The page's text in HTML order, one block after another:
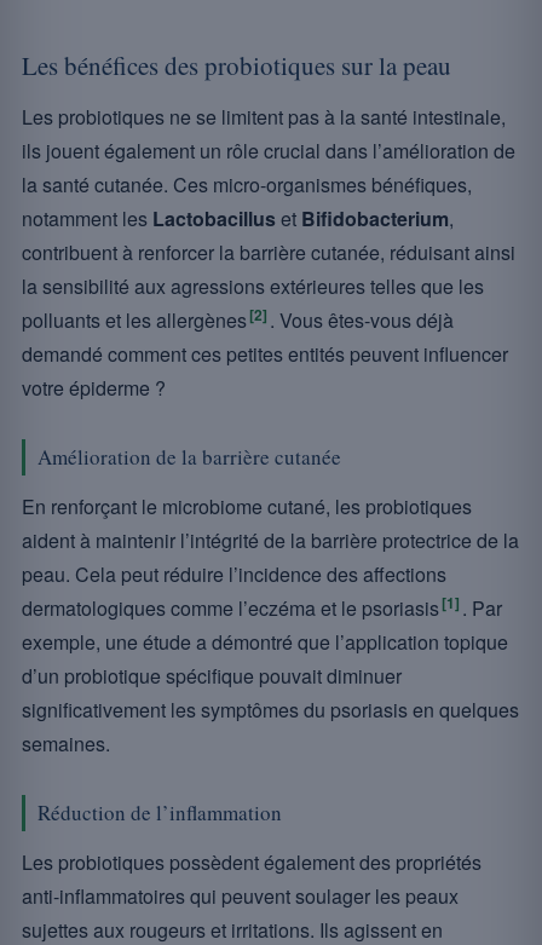
Les bénéfices des probiotiques sur la peau
Les probiotiques ne se limitent pas à la santé intestinale,
ils jouent également un rôle crucial dans l’amélioration de
la santé cutanée. Ces micro-organismes bénéfiques,
notamment les Lactobacilluset Bifidobacterium,
contribuent à renforcer la barrière cutanée, réduisant ainsi
la sensibilité aux agressions extérieures telles que les
polluants et les allergènes[2] . Vous êtes-vous déjà
demandé comment ces petites entités peuvent influencer
votre épiderme ?
Amélioration de la barrière cutanée
En renforçant le microbiome cutané, les probiotiques
aident à maintenir l’intégrité de la barrière protectrice de la
peau. Cela peut réduire l’incidence des affections
dermatologiques comme l’eczéma et le psoriasis[1] . Par
exemple, une étude a démontré que l’application topique
d’un probiotique spécifique pouvait diminuer
significativement les symptômes du psoriasis en quelques
semaines.
Réduction de l’inflammation
Les probiotiques possèdent également des propriétés
anti-inflammatoires qui peuvent soulager les peaux
sujettes aux rougeurs et irritations. Ils agissent en